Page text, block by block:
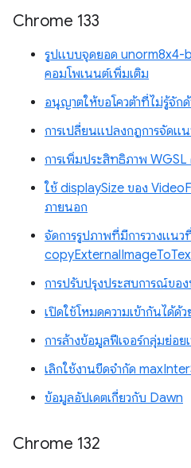
Chrome 133
รูปแบบจุดยอด unorm8x4-
คอมโพเนนต์เพิ่มเติม
อนุญาตให้ขอโควต้าที่ไม่รู้จัก
การเปลี่ยนแปลงกฎการจัดแ
การเพิ่มประสิทธิภาพ WGSL
ใช้ displaySize ของ
ภายนอก
จัดการรูปภาพที่มีการวางแนว
การปรับปรุงประสบการณ์ข
เปิดใช้โหมดความเข้ากันได้ด้
การล้างข้อมูลฟีเจอร์กลุ่มย่อย
เลิกใช้งานขีดจำกัด
ข้อมูลอัปเดตเกี่ยวกับ Dawn
Chrome 132